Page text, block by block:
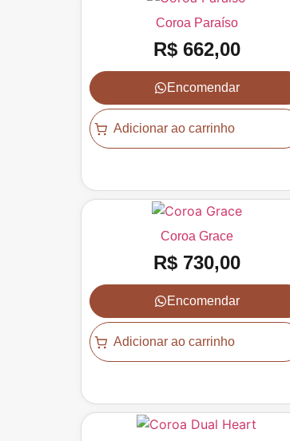
Coroa Paraíso
R$662,00
Encomendar
Adicionar ao carrinho
Coroa Grace
R$730,00
Encomendar
Adicionar ao carrinho